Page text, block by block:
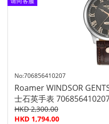
No:706856410207
Roamer WINDSOR
士石英手表
HKD 2,300.00
HKD 1,794.00